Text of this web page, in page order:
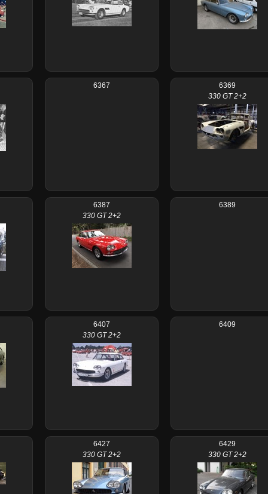
6367
6369
330 GT 2+2
6387
330 GT 2+2
6389
6407
330 GT 2+2
6409
6427
330 GT 2+2
6429
330 GT 2+2